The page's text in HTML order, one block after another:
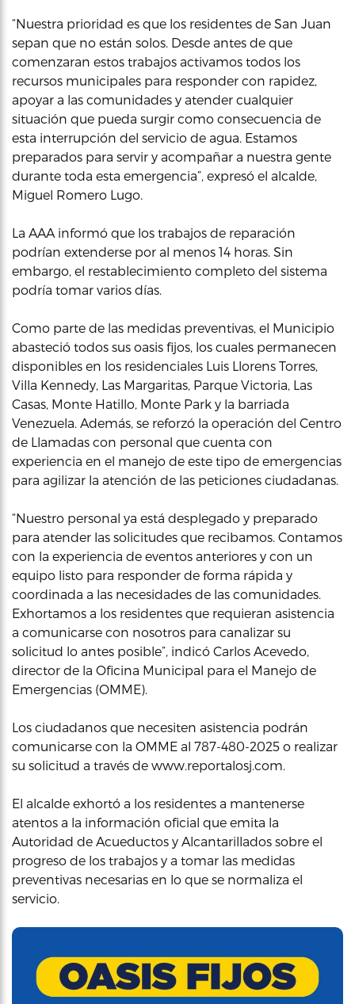
“Nuestra prioridad es que los residentes de San Juan
sepan que no están solos. Desde antes de que
comenzaran estos trabajos activamos todos los
recursos municipales para responder con rapidez,
apoyar a las comunidades y atender cualquier
situación que pueda surgir como consecuencia de
esta interrupción del servicio de agua. Estamos
preparados para servir y acompañar a nuestra gente
durante toda esta emergencia”, expresó el alcalde,
Miguel Romero Lugo.
La AAA informó que los trabajos de reparación
podrían extenderse por al menos 14 horas. Sin
embargo, el restablecimiento completo del sistema
podría tomar varios días.
Como parte de las medidas preventivas, el Municipio
abasteció todos sus oasis fijos, los cuales permanecen
disponibles en los residenciales Luis Llorens Torres,
Villa Kennedy, Las Margaritas, Parque Victoria, Las
Casas, Monte Hatillo, Monte Park y la barriada
Venezuela. Además, se reforzó la operación del Centro
de Llamadas con personal que cuenta con
experiencia en el manejo de este tipo de emergencias
para agilizar la atención de las peticiones ciudadanas.
“Nuestro personal ya está desplegado y preparado
para atender las solicitudes que recibamos. Contamos
con la experiencia de eventos anteriores y con un
equipo listo para responder de forma rápida y
coordinada a las necesidades de las comunidades.
Exhortamos a los residentes que requieran asistencia
a comunicarse con nosotros para canalizar su
solicitud lo antes posible”, indicó Carlos Acevedo,
director de la Oficina Municipal para el Manejo de
Emergencias (OMME).
Los ciudadanos que necesiten asistencia podrán
comunicarse con la OMME al 787-480-2025 o realizar
su solicitud a través de www.reportalosj.com.
El alcalde exhortó a los residentes a mantenerse
atentos a la información oficial que emita la
Autoridad de Acueductos y Alcantarillados sobre el
progreso de los trabajos y a tomar las medidas
preventivas necesarias en lo que se normaliza el
servicio.